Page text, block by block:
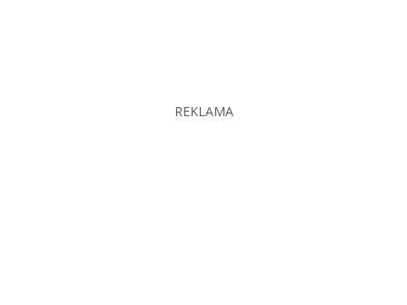
REKLAMA